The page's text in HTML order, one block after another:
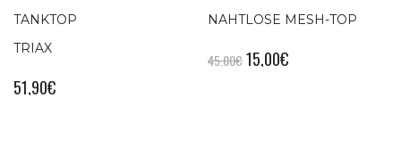
TANKTOP
TRIAX
51,90€
NAHTLOSE MESH-TOP
45,00€ 15,00€